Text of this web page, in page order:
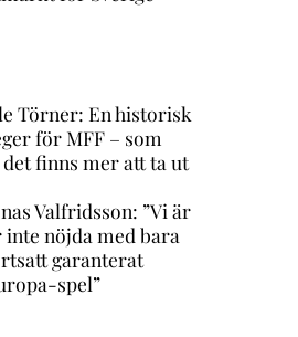
Törner: En historisk
för MFF – som
finns mer att ta ut
Valfridsson: ”Vi är
inte nöjda med bara
garanterat
spel”